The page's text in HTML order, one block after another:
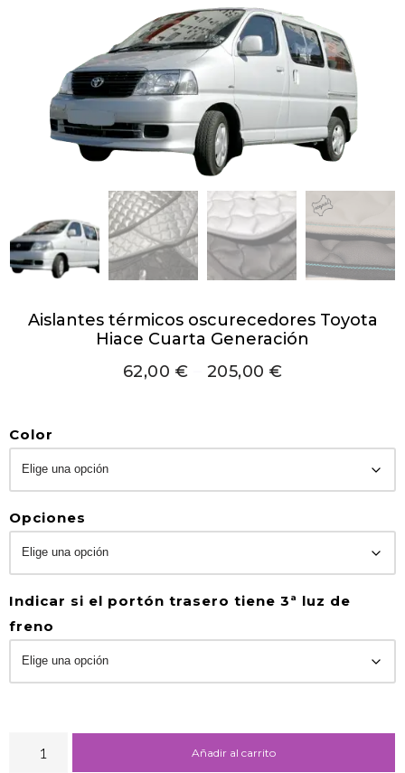
Aislantes térmicos oscurecedores Toyota
Hiace Cuarta Generación
62,00 € 205,00 €
Color
Opciones
Indicar si el portón trasero tiene 3ª luz de
freno
Añadir al carrito